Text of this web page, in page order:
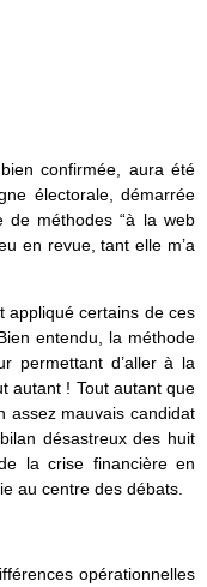
confirmée, aura été
électorale, démarrée
de méthodes “à la web
en revue, tant elle m’a
appliqué certains de ces
entendu, la méthode
permettant d’aller à la
autant ! Tout autant que
assez mauvais candidat
désastreux des huit
la crise financière en
au centre des débats.
opérationnelles